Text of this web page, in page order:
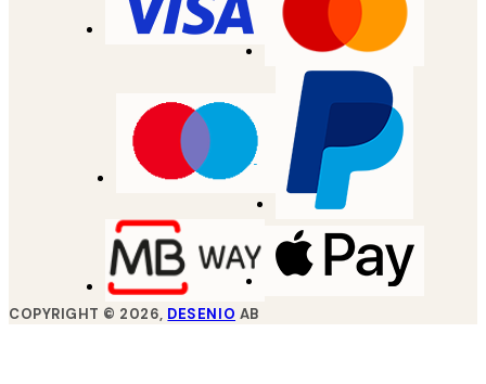
COPYRIGHT © 2026, DESENIO AB